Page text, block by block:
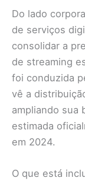
Do lado
de serviços
consolidar a
de streaming
foi conduzida
vê a
ampliando sua
estimada
em 2024.
O que está